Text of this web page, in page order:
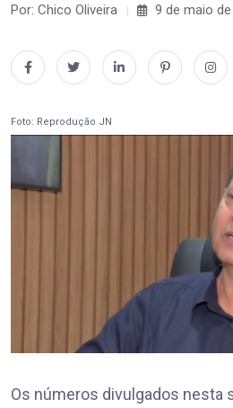
Por: Chico Oliveira 9 de maio
Foto: Reprodução JN
Os números divulgados nesta